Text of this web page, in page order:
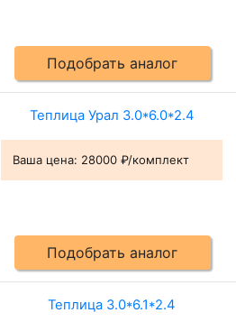
Подобрать аналог
Теплица Урал 3.0*6.0*2.4
Ваша цена: 28000 ₽/комплект
Подобрать аналог
Теплица 3.0*6.1*2.4